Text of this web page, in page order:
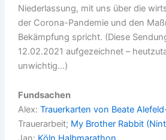
Niederlassung, mit uns über die
der Corona-Pandemie und den
Bekämpfung spricht. (Diese
12.02.2021 aufgezeichnet –
unwichtig…)
Fundsachen
Alex: Trauerkarten von Beate
Trauerarbeit; My Brother Rabbit